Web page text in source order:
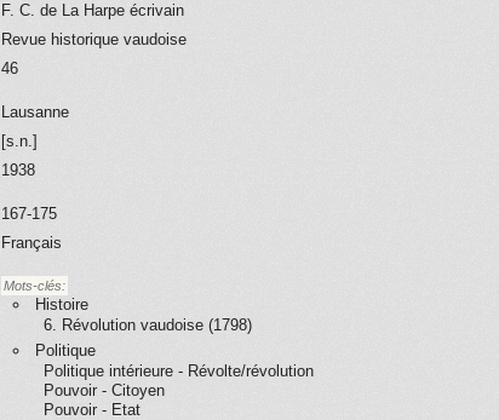
F. C. de La Harpe écrivain
Revue historique vaudoise
46
Lausanne
[s.n.]
1938
167-175
Français
Mots-clés:
Histoire
6. Révolution vaudoise (1798)
Politique
Politique intérieure - Révolte/révolution
Pouvoir - Citoyen
Pouvoir - Etat